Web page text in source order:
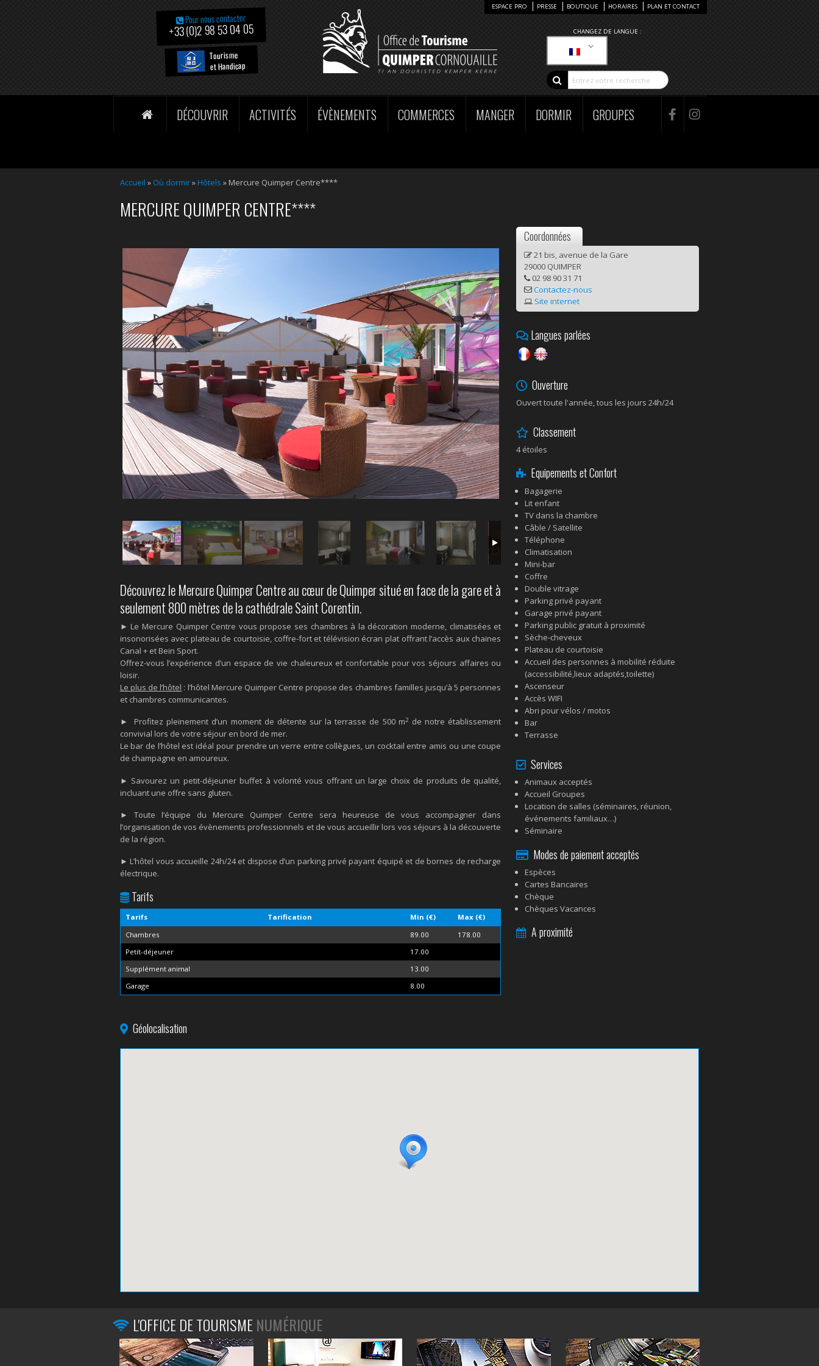
Pour nous contacter
+33 (0)2 98 53 04 05
Tourisme
et Handicap
CHANGEZ DE LANGUE :
ESPACE PRO PRESSE BOUTIQUE HORAIRES PLAN ET CONTACT
DÉCOUVRIR ACTIVITÉS ÉVÈNEMENTS COMMERCES MANGER DORMIR GROUPES
Accueil » Où dormir»Hôtels » Mercure Quimper Centre****
MERCURE QUIMPER CENTRE****
Découvrez le Mercure Quimper Centre au cœur de Quimper situé en face de la gare et à
seulement 800 mètres de la cathédrale Saint Corentin.
► Le Mercure Quimper Centre vous propose ses chambres à la décoration moderne, climatisées et
insonorisées avec plateau de courtoisie, coffre-fort et télévision écran plat offrant l’accès aux chaines
Canal + et Bein Sport.
Offrez-vous l’expérience d’un espace de vie chaleureux et confortable pour vos séjours affaires ou
loisir.
Le plus de l’hôtel : l’hôtel Mercure Quimper Centre propose des chambres familles jusqu’à 5 personnes
et chambres communicantes.
► Profitez pleinement d’un moment de détente sur la terrasse de 500 m2de notre établissement
convivial lors de votre séjour en bord de mer.
Le bar de l’hôtel est idéal pour prendre un verre entre collègues, un cocktail entre amis ou une coupe
de champagne en amoureux.
► Savourez un petit-déjeuner buffet à volonté vous offrant un large choix de produits de qualité,
incluant une offre sans gluten.
► Toute l’équipe du Mercure Quimper Centre sera heureuse de vous accompagner dans
l’organisation de vos évènements professionnels et de vous accueillir lors vos séjours à la découverte
de la région.
► L’hôtel vous accueille 24h/24 et dispose d’un parking privé payant équipé et de bornes de recharge
électrique.
Tarifs
Tarifs Tarification Min (€)
Max (€)
Chambres
89.00
178.00
Petit-déjeuner
17.00
Supplément animal
13.00
Garage
8.00
Coordonnées
21 bis, avenue de la Gare
29000 QUIMPER
02 98 90 31 71
Contactez-nous
Site internet
Langues parlées
Ouverture
Ouvert toute l'année, tous les jours 24h/24
Classement
4 étoiles
Equipements et Confort
Bagagerie
Lit enfant
TV dans la chambre
Câble / Satellite
Téléphone
Climatisation
Mini-bar
Coffre
Double vitrage
Parking privé payant
Garage privé payant
Parking public gratuit à proximité
Sèche-cheveux
Plateau de courtoisie
Accueil des personnes à mobilité réduite
(accessibilité,lieux adaptés,toilette)
Ascenseur
Accès WIFI
Abri pour vélos / motos
Bar
Terrasse
Services
Animaux acceptés
Accueil Groupes
Location de salles (séminaires, réunion,
événements familiaux…)
Séminaire
Modes de paiement acceptés
Espèces
Cartes Bancaires
Chèque
Chèques Vacances
A proximité
Géolocalisation
L'OFFICE DE TOURISME NUMÉRIQUE